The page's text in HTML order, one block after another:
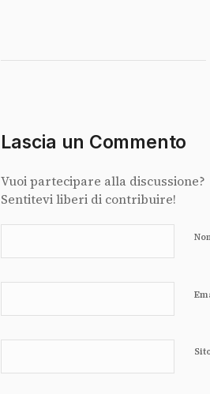
Lascia un Commento
Vuoi partecipare alla discussione?
Sentitevi liberi di contribuire!